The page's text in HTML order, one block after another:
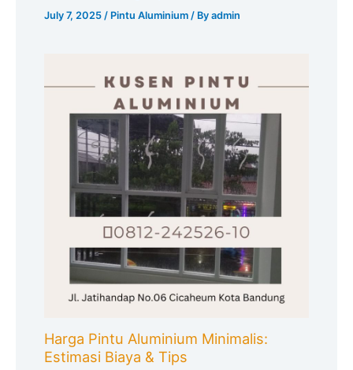
July 7, 2025 / Pintu Aluminium / Byadmin
Harga Pintu Aluminium Minimalis:
Estimasi Biaya & Tips